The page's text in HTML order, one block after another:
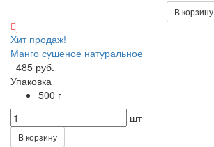
В корзину
Хит продаж!
Манго сушеное натуральное
485 руб.
Упаковка
500 г
шт
В корзину